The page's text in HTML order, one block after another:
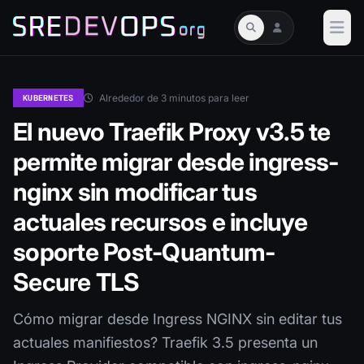
KUBERNETES Alrededor de 3 minutos para leer
El nuevo Traefik Proxy v3.5 te
permite migrar desde ingress-
nginx sin modificar tus
actuales recursos e incluye
soporte Post-Quantum-
Secure TLS
Cómo migrar desde Ingress NGINX sin editar tus
actuales manifiestos? Traefik 3.5 presenta un